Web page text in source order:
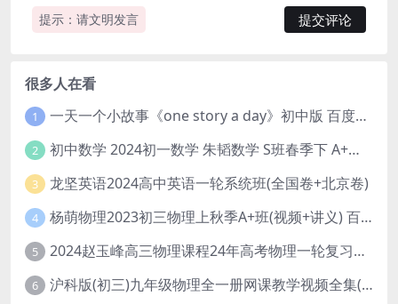
提示：请文明发言
很多人在看
1 一天一个小故事《one story a day》初中版 百度网盘分享下载
2 初中数学 2024初一数学 朱韬数学 S班春季下 A+班春季下 百度云网盘
3 龙坚英语2024高中英语一轮系统班(全国卷+北京卷)
4 杨萌物理2023初三物理上秋季A+班(视频+讲义) 百度网盘分享
5 2024赵玉峰高三物理课程24年高考物理一轮复习网课教程
6 沪科版(初三)九年级物理全一册网课教学视频全集(录播版 杜春雨 66讲)